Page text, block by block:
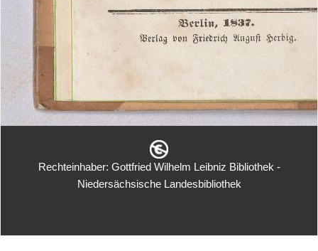
Rechteinhaber: Gottfried Wilhelm Leibniz Bibliothek -
Niedersächsische Landesbibliothek